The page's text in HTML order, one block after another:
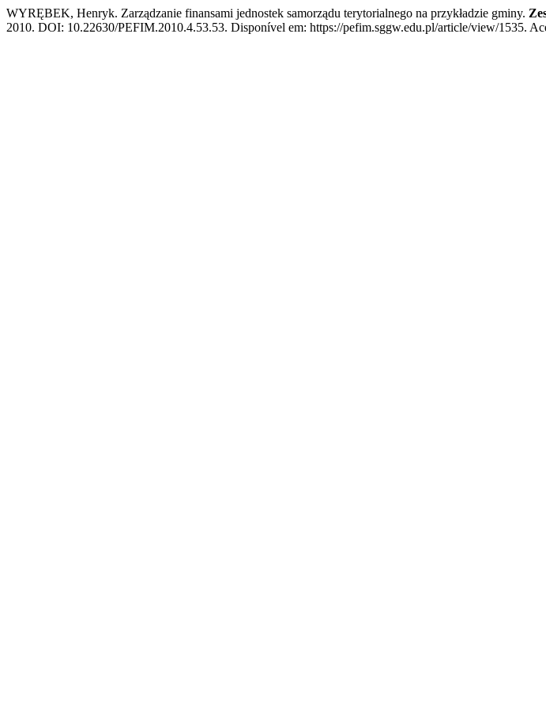
WYRĘBEK, Henryk. Zarządzanie finansami jednostek samorządu terytorialnego na przykładzie gminy.
2010. DOI: 10.22630/PEFIM.2010.4.53.53. Disponível em: https://pefim.sggw.edu.pl/article/view/1535.